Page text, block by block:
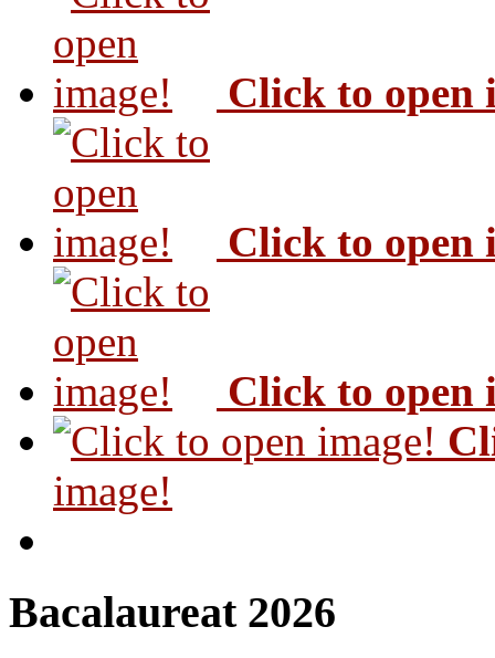
Click to open
Click to open
Click to open
image!
Bacalaureat 2026